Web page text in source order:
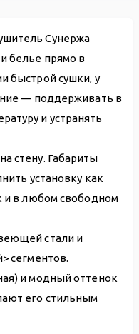
Сунержа
белье прямо в
быстрой сушки, у
— поддерживать в
и устранять
стену. Габариты
установку как
и в любом свободном
стали и
сегментов.
и модный оттенок
его стильным